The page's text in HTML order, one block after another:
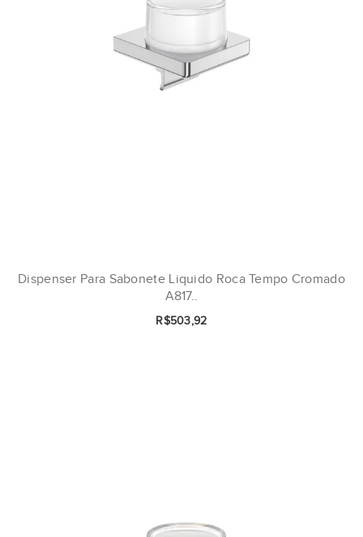
Dispenser Para Sabonete Liquido Roca Tempo Cromado
A817..
R$503,92